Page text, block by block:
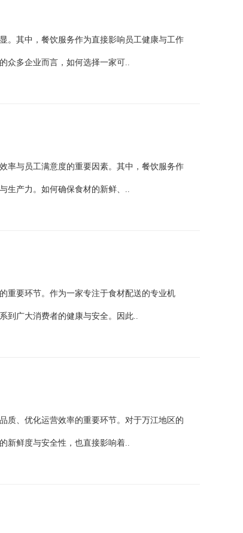
。其中，餐饮服务作为直接影响员工健康与工作
众多企业而言，如何选择一家可..
率与员工满意度的重要因素。其中，餐饮服务作
生产力。如何确保食材的新鲜、..
重要环节。作为一家专注于食材配送的专业机
到广大消费者的健康与安全。因此..
质、优化运营效率的重要环节。对于万江地区的
新鲜度与安全性，也直接影响着..